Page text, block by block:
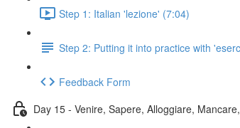
Step 1: Italian 'lezione' (7:04)
Step 2: Putting it into practice with
Feedback Form
Day 15 - Venire, Sapere, Alloggiare,